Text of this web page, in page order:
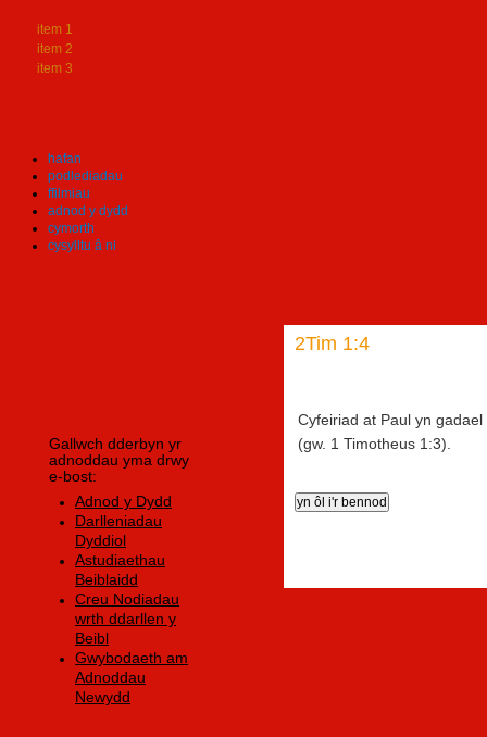
item 1
item 2
item 3
hafan
podlediadau
ffilmiau
adnod y dydd
cymorth
cysylltu â ni
Gallwch dderbyn yr
adnoddau yma drwy
e-bost:
Adnod y Dydd
Darlleniadau
Dyddiol
Astudiaethau
Beiblaidd
Creu Nodiadau
wrth ddarllen y
Beibl
Gwybodaeth am
Adnoddau
Newydd
2Tim 1:4
Cyfeiriad at Paul yn
(gw. 1 Timotheus 1:3).